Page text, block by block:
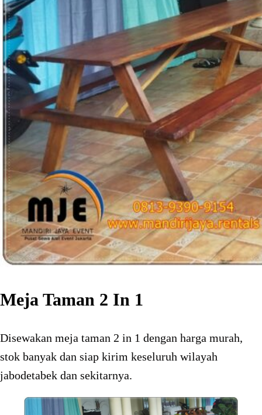
Meja Taman 2 In 1
Disewakan meja taman 2 in 1 dengan harga murah,
stok banyak dan siap kirim keseluruh wilayah
jabodetabek dan sekitarnya.